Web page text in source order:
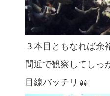
３本目ともなれば余
間近で観察してしっ
目線バッチリ